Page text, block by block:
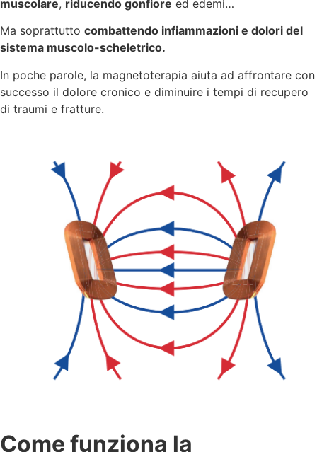
muscolare, riducendo gonfiore ed edemi…
Ma soprattutto combattendo infiammazioni e dolori del
sistema muscolo-scheletrico.
In poche parole, la magnetoterapia aiuta ad affrontare con
successo il dolore cronico e diminuire i tempi di recupero
di traumi e fratture.
Come funziona la